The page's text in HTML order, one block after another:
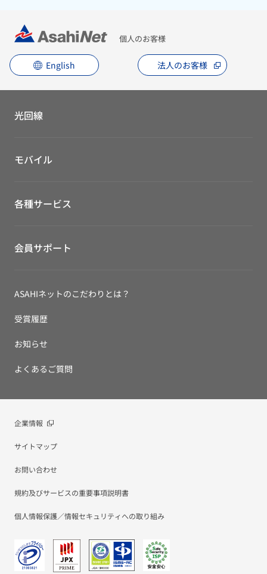
個人のお客様
English 法人のお客様
光回線
モバイル
各種サービス
会員サポート
ASAHIネットのこだわりとは？
受賞履歴
お知らせ
よくあるご質問
企業情報
サイトマップ
お問い合わせ
規約及びサービスの重要事項説明書
個人情報保護／情報セキュリティへの取り組み